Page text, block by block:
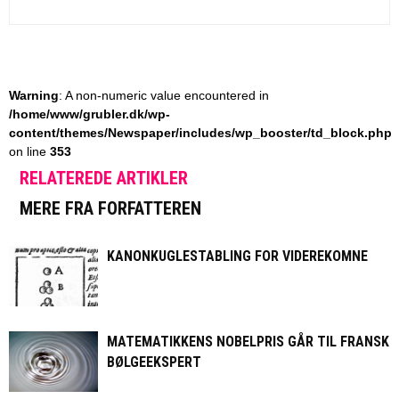
Warning: A non-numeric value encountered in
/home/www/grubler.dk/wp-
content/themes/Newspaper/includes/wp_booster/td_block.php
on line 353
RELATEREDE ARTIKLER
MERE FRA FORFATTEREN
KANONKUGLESTABLING FOR VIDEREKOMNE
MATEMATIKKENS NOBELPRIS GÅR TIL FRANSK
BØLGEEKSPERT